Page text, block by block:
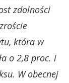
zdolności
która w
o 2,8 proc. i
W obecnej